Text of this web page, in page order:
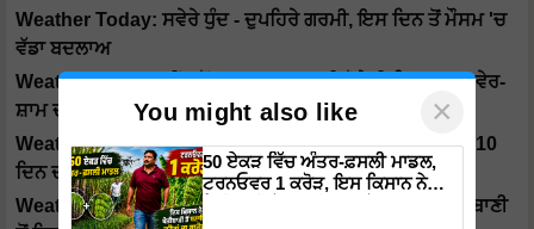
Weather Today: ਸਵੇਰੇ ਧੁੰਦ - ਦੁਪਹਿਰੇ ਗਰਮੀ, ਇਸ ਦਿਨ ਤੋਂ ਮੌਸਮ 'ਚ
ਵੱਡਾ ਬਦਲਾਅ
Weather Today: ਮੀਂਹ ਤੋਂ ਬਾਅਦ ਹੁਣ ਸਰਦੀ ਤੋੜੇਗੀ ਰਿਕਾਰਡ, ਸਵੇਰ-
ਸ਼ਾਮ ਦੀ ਠੰਡ ਸ਼ੁਰੂ
Weather Today: ਪੰਜਾਬ 'ਚ ਸਰਦੀ ਦੀ ਸੁਗਬੁਗਾਹਟ, ਪੜੋ ਆਉਂਦੇ 10
ਦਿਨ ਦੀ Weather Report
Weather Today: ਪੰਜਾਬ ਤੋਂ ਦਿੱਲੀ ਤੱਕ ਵਧੀ ਠੰਡ, IMD ਦੀ ਭਵਿੱਖਬਾਣੀ
You might also like ×
50 ਏਕੜ ਵਿੱਚ ਅੰਤਰ-ਫ਼ਸਲੀ ਮਾਡਲ,
ਟਰਨਓਵਰ 1 ਕਰੋੜ, ਇਸ ਕਿਸਾਨ ਨੇ